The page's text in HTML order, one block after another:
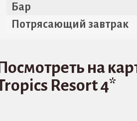
Бар
Потрясающий завтрак
на
Resort 4*